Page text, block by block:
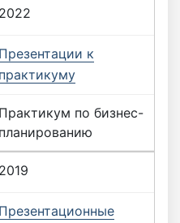
2022
Презентации к
практикуму
Практикум по бизнес-
планированию
2019
Презентационные